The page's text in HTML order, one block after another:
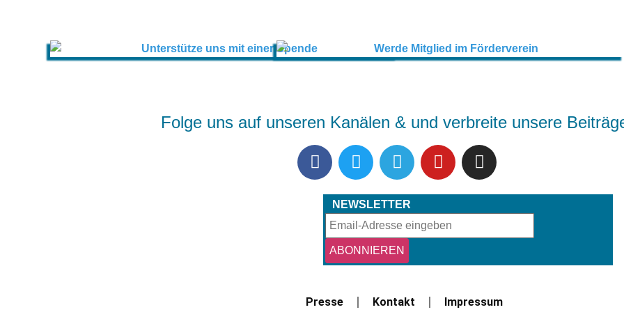
Folge uns auf unseren Kanälen & und verbreite unsere
NEWSLETTER
Presse Kontakt Impressum